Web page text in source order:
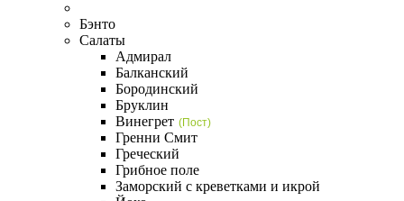
Бэнто
Салаты
Адмирал
Балканский
Бородинский
Бруклин
Винегрет (Пост)
Гренни Смит
Греческий
Грибное поле
Заморский с креветками и икрой